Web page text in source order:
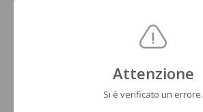
Attenzione
Si è verificato un errore.